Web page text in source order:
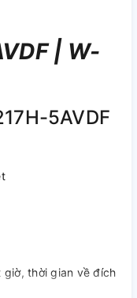
| W-
5AVDF
giờ, thời gian về đích